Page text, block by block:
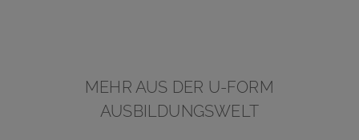
MEHR AUS DER U-FORM
AUSBILDUNGSWELT